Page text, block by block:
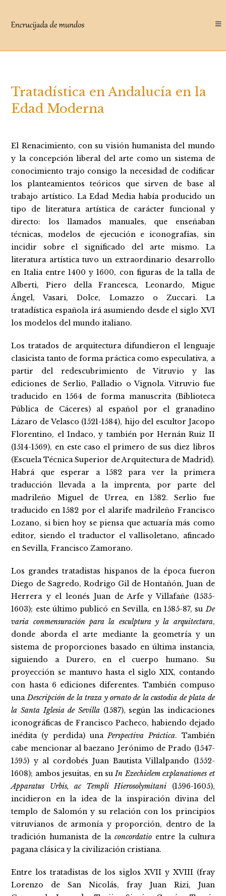
contenido
Tratadística en Andalucía en la
Edad Moderna
El Renacimiento, con su visión humanista del mundo
y la concepción liberal del arte como un sistema de
conocimiento trajo consigo la necesidad de codificar
los planteamientos teóricos que sirven de base al
trabajo artístico. La Edad Media había producido un
tipo de literatura artística de carácter funcional y
directo: los llamados manuales, que enseñaban
técnicas, modelos de ejecución e iconografías, sin
incidir sobre el significado del arte mismo. La
literatura artística tuvo un extraordinario desarrollo
en Italia entre 1400 y 1600, con figuras de la talla de
Alberti, Piero della Francesca, Leonardo, Migue
Ángel, Vasari, Dolce, Lomazzo o Zuccari. La
tratadística española irá asumiendo desde el siglo XVI
los modelos del mundo italiano.
Los tratados de arquitectura difundieron el lenguaje
clasicista tanto de forma práctica como especulativa, a
partir del redescubrimiento de Vitruvio y las
ediciones de Serlio, Palladio o Vignola. Vitruvio fue
traducido en 1564 de forma manuscrita (Biblioteca
Pública de Cáceres) al español por el granadino
Lázaro de Velasco (1521-1584), hijo del escultor Jacopo
Florentino, el Indaco, y también por Hernán Ruiz II
(1514-1569), en este caso el primero de sus diez libros
(Escuela Técnica Superior de Arquitectura de Madrid).
Habrá que esperar a 1582 para ver la primera
traducción llevada a la imprenta, por parte del
madrileño Miguel de Urrea, en 1582. Serlio fue
traducido en 1582 por el alarife madrileño Francisco
Lozano, si bien hoy se piensa que actuaría más como
editor, siendo el traductor el vallisoletano, afincado
en Sevilla, Francisco Zamorano.
Los grandes tratadistas hispanos de la época fueron
Diego de Sagredo, Rodrigo Gil de Hontañón, Juan de
Herrera y el leonés Juan de Arfe y Villafañe (1535-
1603); este último publicó en Sevilla, en 1585-87, suDe
varia conmensuración para la esculptura y la arquitectura,
donde aborda el arte mediante la geometría y un
sistema de proporciones basado en última instancia,
siguiendo a Durero, en el cuerpo humano. Su
proyección se mantuvo hasta el siglo XIX, contando
con hasta 6 ediciones diferentes. También compuso
unaDescripción de la traza y ornato de la custodia de plata de
la Santa Iglesia de Sevilla (1587), según las indicaciones
iconográficas de Francisco Pacheco, habiendo dejado
inédita (y perdida) unaPerspectiva Práctica. También
cabe mencionar al baezano Jerónimo de Prado (1547-
1595) y al cordobés Juan Bautista Villalpando (1552-
1608); ambos jesuitas, en suIn Ezechielem explanationes et
Apparatus Urbis, ac Templi Hierosolymitani (1596-1605),
incidieron en la idea de la inspiración divina del
templo de Salomón y su relación con los principios
vitruvianos de armonía y proporción, dentro de la
tradición humanista de la concordatioentre la cultura
pagana clásica y la civilización cristiana.
Entre los tratadistas de los siglos XVII y XVIII (fray
Lorenzo de San Nicolás, fray Juan Rizi, Juan